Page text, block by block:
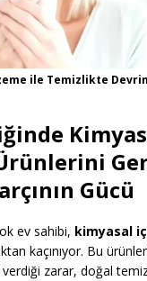
ile Temizlikte
Gücü
ev sahibi, kimyasal
kaçınıyor. Bu
verdiği zarar, doğal